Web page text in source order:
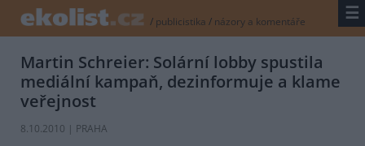
/ publicistika / názory a komentáře ☰
Martin Schreier: Solární lobby spustila
mediální kampaň, dezinformuje a klame
veřejnost
8.10.2010 | PRAHA